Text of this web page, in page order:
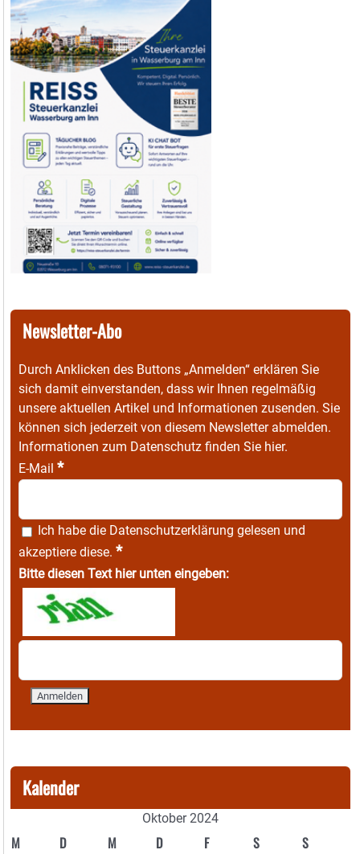
Newsletter-Abo
Durch Anklicken des Buttons „Anmelden“ erklären Sie
sich damit einverstanden, dass wir Ihnen regelmäßig
unsere aktuellen Artikel und Informationen zusenden. Sie
können sich jederzeit von diesem Newsletter abmelden.
Informationen zum Datenschutz finden Sie hier.
E-Mail *
Ich habe die Datenschutzerklärung gelesen und
akzeptiere diese. *
Bitte diesen Text hier unten eingeben:
Kalender
Oktober 2024
M D M D F S S